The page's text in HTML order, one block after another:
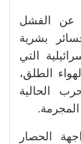
عن الفشل
بشرية
التي
الطلق،
الحالية
المجرمة.
الحصار